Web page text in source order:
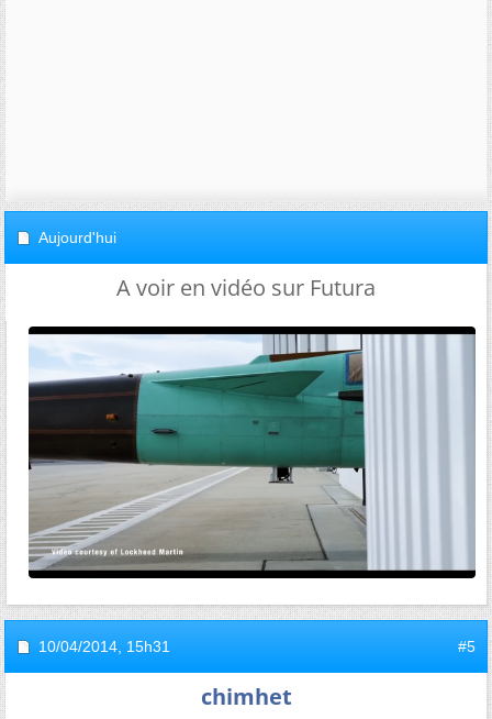
Aujourd'hui
A voir en vidéo sur Futura
10/04/2014, 15h31 #5
chimhet